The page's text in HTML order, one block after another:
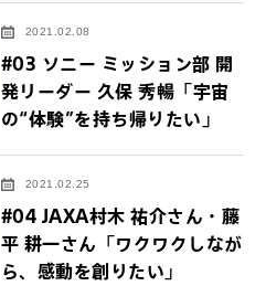
2021.02.08
#03 ソニー ミッション部 開
発リーダー 久保 秀暢「宇宙
の“体験”を持ち帰りたい」
2021.02.25
#04 JAXA村木 祐介さん・藤
平 耕一さん「ワクワクしなが
ら、感動を創りたい」